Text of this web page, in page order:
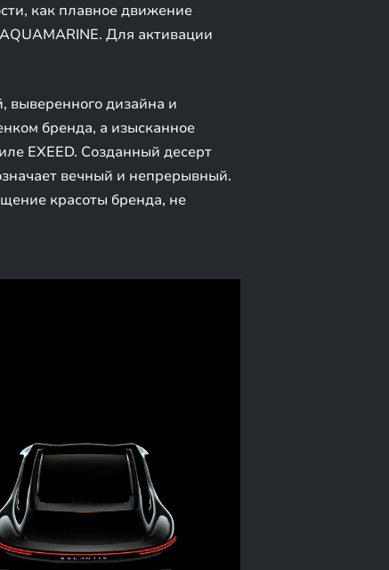
как плавное движение
Для активации
выверенного дизайна и
бренда, а изысканное
EXEED. Созданный десерт
вечный и непрерывный.
красоты бренда, не